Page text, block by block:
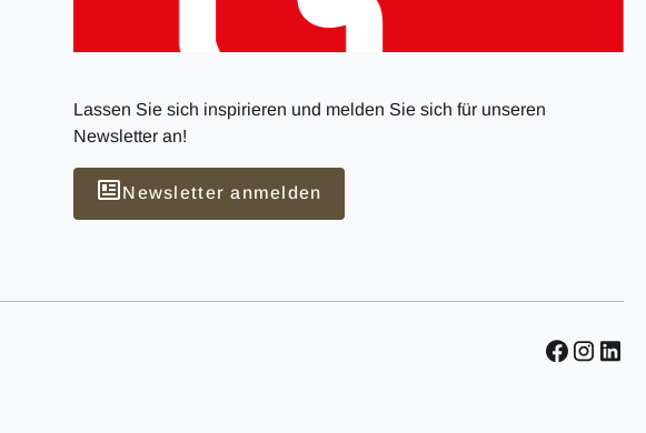
Lassen Sie sich inspirieren und melden Sie sich für unseren
Newsletter an!
Newsletter anmelden